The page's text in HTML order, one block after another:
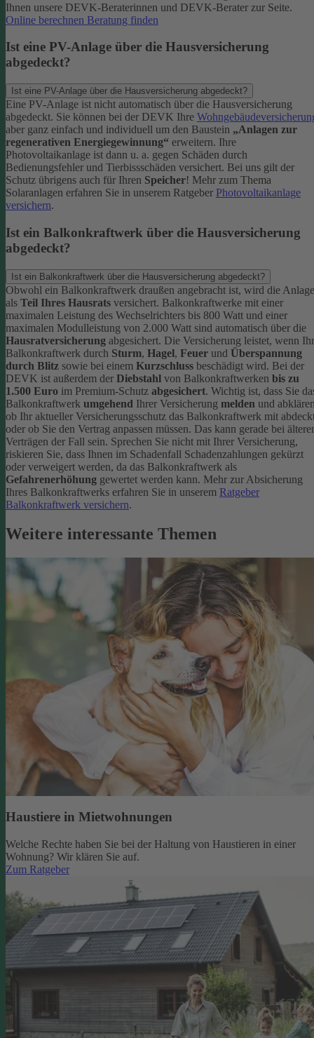
Ihnen unsere DEVK-Beraterinnen und DEVK-Berater zur Seite.
Online berechnen Beratung finden
Ist eine PV-Anlage über die Hausversicherung
abgedeckt?
Ist eine PV-Anlage über die Hausversicherung abgedeckt?
Eine PV-Anlage ist nicht automatisch über die Hausversicherung
abgedeckt. Sie können bei der DEVK Ihre
aber ganz einfach und individuell um den Baustein „Anlagen zur
regenerativen Energiegewinnung“ erweitern. Ihre
Photovoltaikanlage ist dann u. a. gegen Schäden durch
Bedienungsfehler und Tierbissschäden versichert. Bei uns gilt der
Schutz übrigens auch für Ihren Speicher! Mehr zum Thema
Solaranlagen erfahren Sie in unserem Ratgeber Photovoltaikanlage
versichern.
Ist ein Balkonkraftwerk über die Hausversicherung
abgedeckt?
Ist ein Balkonkraftwerk über die Hausversicherung abgedeckt?
Obwohl ein Balkonkraftwerk draußen angebracht ist, wird die Anlage
als Teil Ihres Hausrats versichert. Balkonkraftwerke mit einer
maximalen Leistung des Wechselrichters bis 800 Watt und einer
maximalen Modulleistung von 2.000 Watt sind automatisch über die
Hausratversicherung abgesichert. Die Versicherung leistet, wenn Ihr
Balkonkraftwerk durch Sturm, Hagel, Feuer und Überspannung
durch Blitz sowie bei einem Kurzschluss beschädigt wird. Bei der
DEVK ist außerdem der Diebstahl von Balkonkraftwerken bis zu
1.500 Euro im Premium-Schutz abgesichert. Wichtig ist, dass Sie
Balkonkraftwerk umgehend Ihrer Versicherung melden und
ob Ihr aktueller Versicherungsschutz das Balkonkraftwerk mit
oder ob Sie den Vertrag anpassen müssen. Das kann gerade bei
Verträgen der Fall sein. Sprechen Sie nicht mit Ihrer Versicherung,
riskieren Sie, dass Ihnen im Schadenfall Schadenzahlungen gekürzt
oder verweigert werden, da das Balkonkraftwerk als
Gefahrenerhöhung gewertet werden kann. Mehr zur Absicherung
Ihres Balkonkraftwerks erfahren Sie in unserem Ratgeber
Balkonkraftwerk versichern.
Weitere interessante Themen
Haustiere in Mietwohnungen
Welche Rechte haben Sie bei der Haltung von Haustieren in einer
Wohnung? Wir klären Sie auf.
Zum Ratgeber